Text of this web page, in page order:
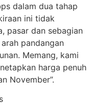
dalam dua tahap
ini tidak
pasar dan sebagian
pandangan
Memang, kami
harga penuh
November”.